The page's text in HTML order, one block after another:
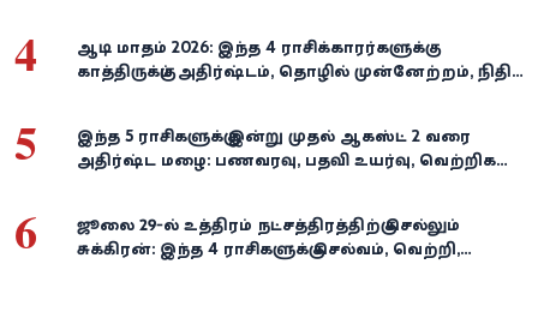
4
ஆடி மாதம் 2026: இந்த 4 ராசிக்காரர்களுக்கு
காத்திருக்கும் அதிர்ஷ்டம், தொழில் முன்னேற்றம், நிதி
5
இந்த 5 ராசிகளுக்கு இன்று முதல் ஆகஸ்ட் 2 வரை
அதிர்ஷ்ட மழை: பணவரவு, பதவி உயர்வு, வெற்றிகள்
6
ஜூலை 29-ல் உத்திரம் நட்சத்திரத்திற்கு செல்லும்
சுக்கிரன்: இந்த 4 ராசிகளுக்கு செல்வம், வெற்றி,